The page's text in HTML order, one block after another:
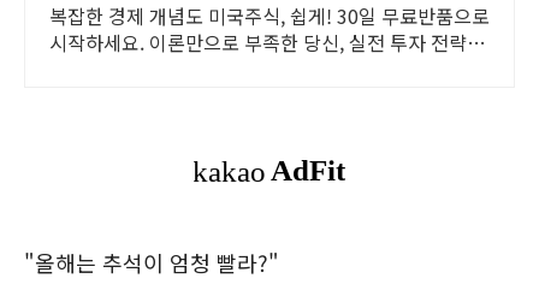
복잡한 경제 개념도 미국주식, 쉽게! 30일 무료반품으로
시작하세요. 이론만으로 부족한 당신, 실전 투자 전략을
"올해는 추석이 엄청 빨라?"